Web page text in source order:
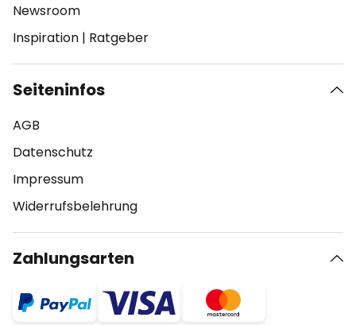
Newsroom
Inspiration | Ratgeber
Seiteninfos
AGB
Datenschutz
Impressum
Widerrufsbelehrung
Zahlungsarten